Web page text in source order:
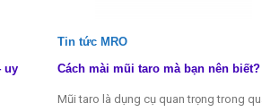
uy
Tin tức MRO
Cách mài mũi taro mà bạn nên biết?
Mũi taro là dụng cụ quan trọng trong